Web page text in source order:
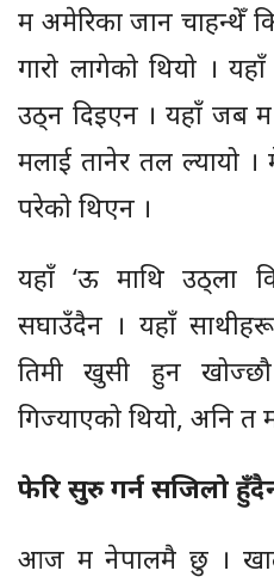
म अमेरिका जान चाहन्थेँ
गारो लागेको थियो ।
उठ्न दिइएन । यहाँ जब
मलाई तानेर तल ल्यायो
परेको थिएन ।
यहाँ ‘ऊ माथि उठ्ला
सघाउँदैन । यहाँ
तिमी खुसी हुन
गिज्याएको थियो, अनि त
फेरि सुरु गर्न सजिलो
आज म नेपालमै छु ।